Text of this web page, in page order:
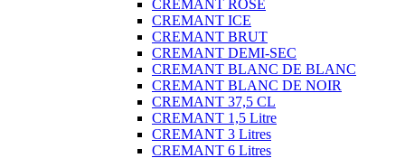
CREMANT ROSÉ
CREMANT ICE
CREMANT BRUT
CREMANT DEMI-SEC
CREMANT BLANC DE BLANC
CREMANT BLANC DE NOIR
CREMANT 37,5 CL
CREMANT 1,5 Litre
CREMANT 3 Litres
CREMANT 6 Litres